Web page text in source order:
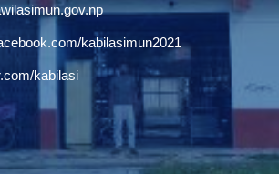
kabilasimun2021
kabilasi